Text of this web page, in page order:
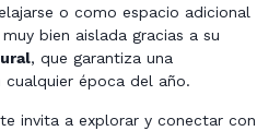
o como espacio adicional
bien aislada gracias a su
, que garantiza una
época del año.
te invita a explorar y conectar con